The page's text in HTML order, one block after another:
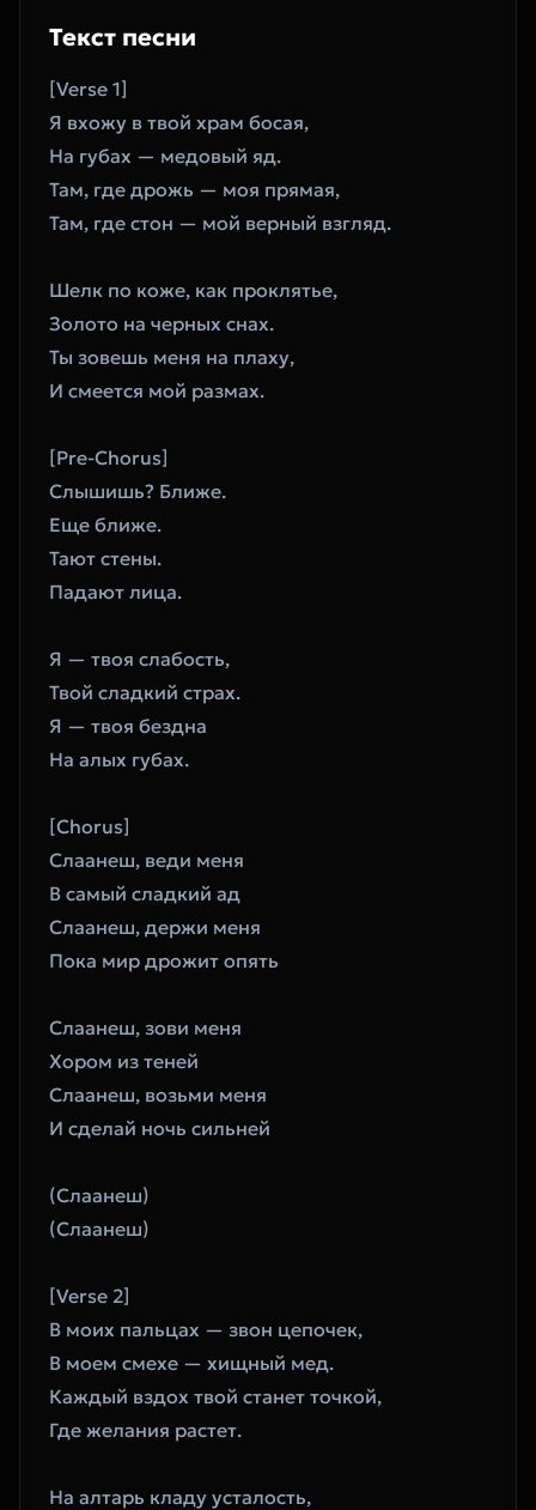
Текст песни
[Verse 1]
Я вхожу в твой храм босая,
На губах — медовый яд.
Там, где дрожь — моя прямая,
Там, где стон — мой верный взгляд.
Шелк по коже, как проклятье,
Золото на черных снах.
Ты зовешь меня на плаху,
И смеется мой размах.
[Pre-Chorus]
Слышишь? Ближе.
Еще ближе.
Тают стены.
Падают лица.
Я — твоя слабость,
Твой сладкий страх.
Я — твоя бездна
На алых губах.
[Chorus]
Слаанеш, веди меня
В самый сладкий ад
Слаанеш, держи меня
Пока мир дрожит опять
Слаанеш, зови меня
Хором из теней
Слаанеш, возьми меня
И сделай ночь сильней
(Слаанеш)
(Слаанеш)
[Verse 2]
В моих пальцах — звон цепочек,
В моем смехе — хищный мед.
Каждый вздох твой станет точкой,
Где желания растет.
На алтарь кладу усталость,